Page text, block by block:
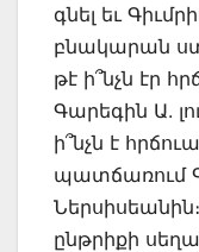
գնել եւ
բնակարան
թէ ի՞նչն էր
Գարեգին Ա.
ի՞նչն է
պատճառում
ընթրիքի